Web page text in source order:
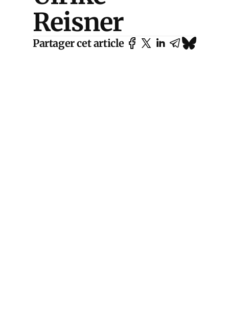
Reisner
Partager cet article